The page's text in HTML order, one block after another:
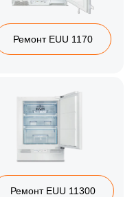
Ремонт EUU 1170
Ремонт EUU 11300